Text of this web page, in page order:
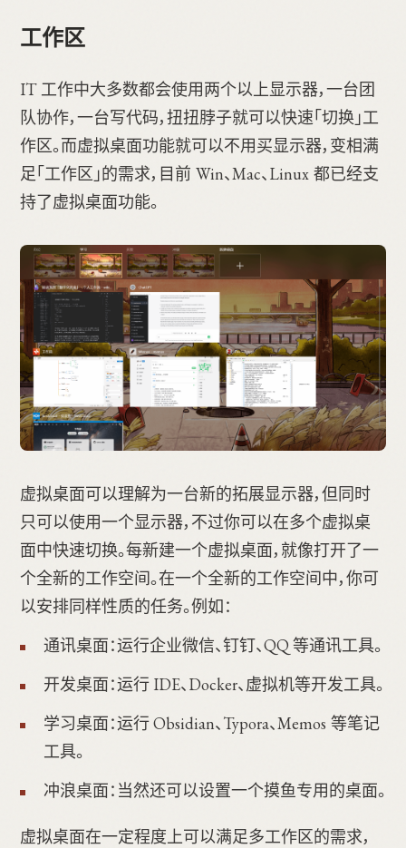
工作区
IT 工作中大多数都会使用两个以上显示器，一台团
队协作，一台写代码，扭扭脖子就可以快速「切换」工
作区。而虚拟桌面功能就可以不用买显示器，变相满
足「工作区」的需求，目前 Win、Mac、Linux 都已经支
持了虚拟桌面功能。
虚拟桌面可以理解为一台新的拓展显示器，但同时
只可以使用一个显示器，不过你可以在多个虚拟桌
面中快速切换。每新建一个虚拟桌面，就像打开了一
个全新的工作空间。在一个全新的工作空间中，你可
以安排同样性质的任务。例如：
通讯桌面：运行企业微信、钉钉、QQ 等通讯工具。
开发桌面：运行 IDE、Docker、虚拟机等开发工具。
学习桌面：运行 Obsidian、Typora、Memos 等笔记
工具。
冲浪桌面：当然还可以设置一个摸鱼专用的桌面。
虚拟桌面在一定程度上可以满足多工作区的需求，